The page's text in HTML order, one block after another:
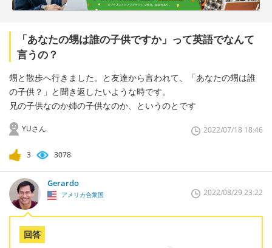
「あなたの甥は誰の子供ですか」って英語でなんて
言うの？
甥と散歩へ行きました。と友達から言われて、「あなたの甥は誰
の子供？」と聞き返したいような時です。
兄の子供なのか姉の子供なのか、というのとです
YUさん 2022/07/18 18:46
3 3078
Gerardo
アメリカ合衆国 2022/08/29 23:22
回答